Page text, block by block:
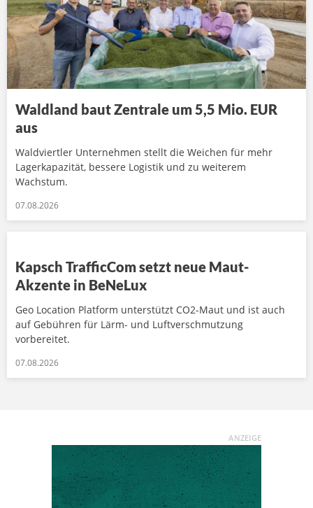
Waldland baut Zentrale um 5,5 Mio. EUR
aus
Waldviertler Unternehmen stellt die Weichen für mehr
Lagerkapazität, bessere Logistik und zu weiterem
Wachstum.
07.08.2026
Kapsch TrafficCom setzt neue Maut-
Akzente in BeNeLux
Geo Location Platform unterstützt CO2-Maut und ist auch
auf Gebühren für Lärm- und Luftverschmutzung
vorbereitet.
07.08.2026
ANZEIGE